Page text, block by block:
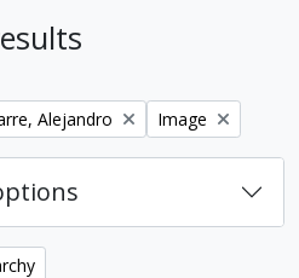
filter:
Alejandro Remove filter:
Image